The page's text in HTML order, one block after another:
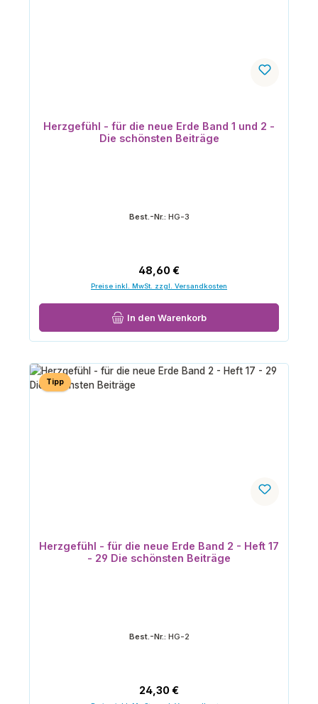
Herzgefühl - für die neue Erde Band 1 und 2 -
Die schönsten Beiträge
Best.-Nr.: HG-3
Regulärer Preis:
48,60 €
Preise inkl. MwSt. zzgl. Versandkosten
In den Warenkorb
Tipp
Herzgefühl - für die neue Erde Band 2 - Heft 17
- 29 Die schönsten Beiträge
Best.-Nr.: HG-2
Regulärer Preis:
24,30 €